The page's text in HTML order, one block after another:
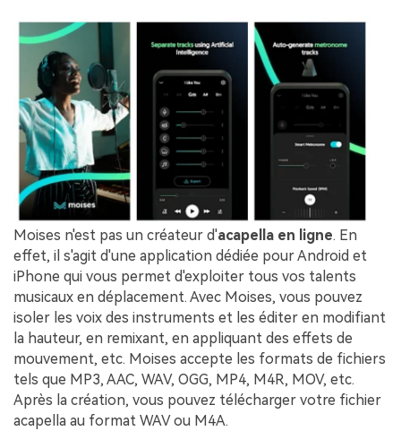
Moises n'est pas un créateur d'acapella en ligne. En
effet, il s'agit d'une application dédiée pour Android et
iPhone qui vous permet d'exploiter tous vos talents
musicaux en déplacement. Avec Moises, vous pouvez
isoler les voix des instruments et les éditer en modifiant
la hauteur, en remixant, en appliquant des effets de
mouvement, etc. Moises accepte les formats de fichiers
tels que MP3, AAC, WAV, OGG, MP4, M4R, MOV, etc.
Après la création, vous pouvez télécharger votre fichier
acapella au format WAV ou M4A.